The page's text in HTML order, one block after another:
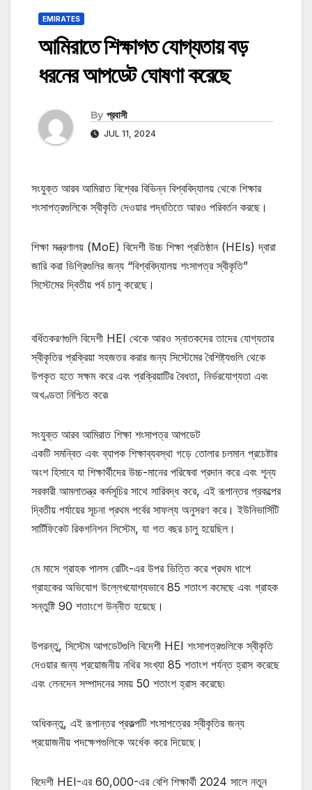
EMIRATES
আমিরাতে শিক্ষাগত যোগ্যতায় বড়
ধরনের আপডেট ঘোষণা করেছে
By প্রবাসী
JUL 11, 2024
সংযুক্ত আরব আমিরাত বিশ্বের বিভিন্ন বিশ্ববিদ্যালয় থেকে শিক্ষার
শংসাপত্রগুলিকে স্বীকৃতি দেওয়ার পদ্ধতিতে আরও পরিবর্তন করছে।
শিক্ষা মন্ত্রণালয় (MoE) বিদেশী উচ্চ শিক্ষা প্রতিষ্ঠান (HEIs) দ্বারা
জারি করা ডিগ্রিগুলির জন্য “বিশ্ববিদ্যালয় শংসাপত্র স্বীকৃতি”
সিস্টেমের দ্বিতীয় পর্ব চালু করেছে।
বর্ধিতকরণগুলি বিদেশী HEI থেকে আরও স্নাতকদের তাদের যোগ্যতার
স্বীকৃতির প্রক্রিয়া সহজতর করার জন্য সিস্টেমের বৈশিষ্ট্যগুলি থেকে
উপকৃত হতে সক্ষম করে এবং প্রক্রিয়াটির বৈধতা, নির্ভরযোগ্যতা এবং
অখণ্ডতা নিশ্চিত করে৷
সংযুক্ত আরব আমিরাত শিক্ষা শংসাপত্র আপডেট
একটি সমন্বিত এবং ব্যাপক শিক্ষাব্যবস্থা গড়ে তোলার চলমান প্রচেষ্টার
অংশ হিসাবে যা শিক্ষার্থীদের উচ্চ-মানের পরিষেবা প্রদান করে এবং শূন্য
সরকারী আমলাতন্ত্র কর্মসূচির সাথে সারিবদ্ধ করে, এই রূপান্তর প্রকল্পের
দ্বিতীয় পর্যায়ের সূচনা প্রথম পর্বের সাফল্য অনুসরণ করে। ইউনিভার্সিটি
সার্টিফিকেট রিকগনিশন সিস্টেম, যা গত বছর চালু হয়েছিল।
মে মাসে গ্রাহক পালস রেটিং-এর উপর ভিত্তি করে প্রথম ধাপে
গ্রাহকের অভিযোগ উল্লেখযোগ্যভাবে 85 শতাংশ কমেছে এবং গ্রাহক
সন্তুষ্টি 90 শতাংশে উন্নীত হয়েছে।
উপরন্তু, সিস্টেম আপডেটগুলি বিদেশী HEI শংসাপত্রগুলিকে স্বীকৃতি
দেওয়ার জন্য প্রয়োজনীয় নথির সংখ্যা 85 শতাংশ পর্যন্ত হ্রাস করেছে
এবং লেনদেন সম্পাদনের সময় 50 শতাংশ হ্রাস করেছে৷
অধিকন্তু, এই রূপান্তর প্রকল্পটি শংসাপত্রের স্বীকৃতির জন্য
প্রয়োজনীয় পদক্ষেপগুলিকে অর্ধেক করে দিয়েছে।
বিদেশী HEI-এর 60,000-এর বেশি শিক্ষার্থী 2024 সালে নতুন